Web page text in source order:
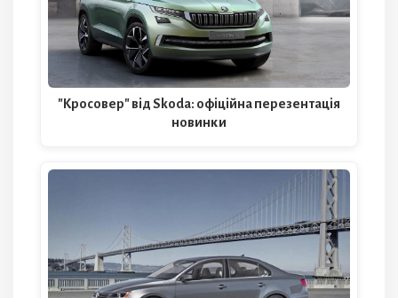
"Кросовер" від Skoda: офіційна перезентація
новинки